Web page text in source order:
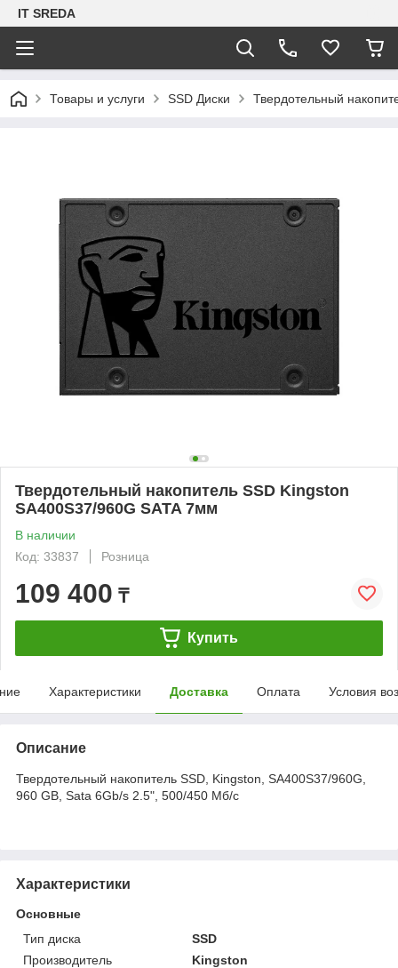
IT SREDA
Товары и услуги SSD Диски Твердотельный
Твердотельный накопитель SSD Kingston
SA400S37/960G SATA 7мм
В наличии
Код: 33837
Розница
109 400 ₸
Купить
Характеристики Доставка Оплата Условия
Описание
Твердотельный накопитель SSD, Kingston, SA400S37/960G,
960 GB, Sata 6Gb/s 2.5", 500/450 Мб/с
Характеристики
Основные
Тип диска
SSD
Производитель
Kingston